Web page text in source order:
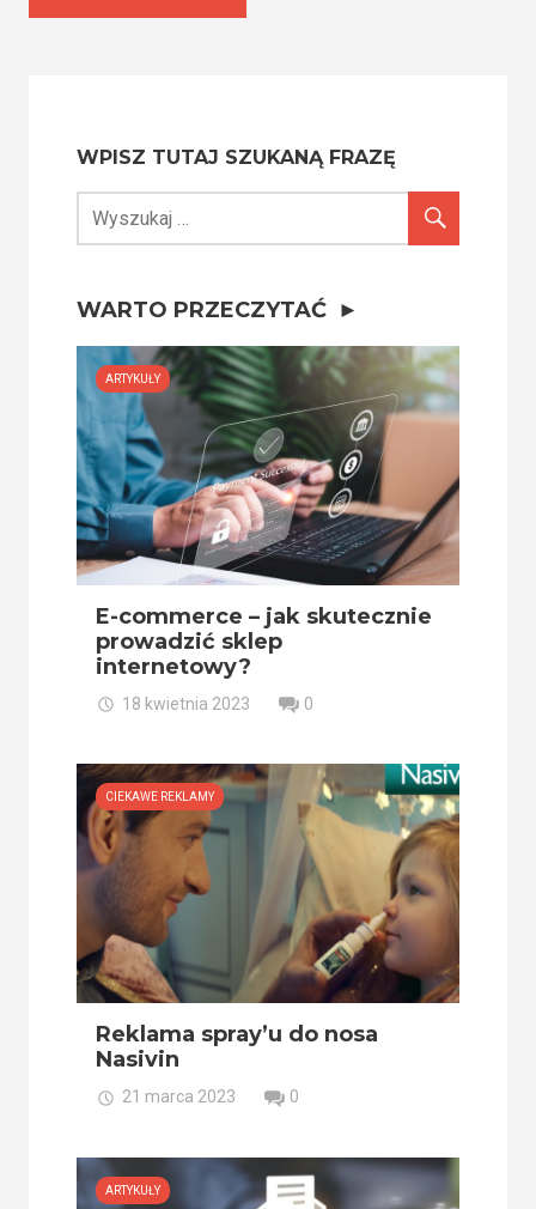
WPISZ TUTAJ SZUKANĄ FRAZĘ
WARTO PRZECZYTAĆ
ARTYKUŁY
E-commerce – jak skutecznie
prowadzić sklep
internetowy?
18 kwietnia 2023 0
CIEKAWE REKLAMY
Reklama spray’u do nosa
Nasivin
21 marca 2023 0
ARTYKUŁY